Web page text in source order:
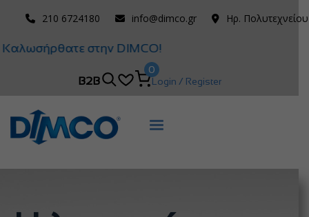
210 6724180 info@dimco.gr Ηρ.
Καλωσήρθατε στην DIMCO!
B2B
0
Login / Register